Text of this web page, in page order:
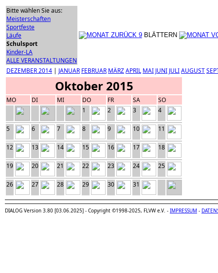
Bitte wählen Sie aus:
Meisterschaften
Sportfeste
Läufe
Schulsport
Kinder-LA
ALLE VERANSTALTUNGEN
BLÄTTERN
DEZEMBER 2014 | JANUAR FEBRUAR MÄRZAPRIL MAI JUNI JULIAUGUST
Oktober 2015
MO DI MI DO FR SA
SO
1
2 3 4
5 6 7 8 9 10 11
12 13 14 15 16 17 18
19 20 21 22 23 24 25
26 27 28 29 30 31
DIALOG Version 3.80 [03.06.2025] - Copyright ©1998-2025, FLVW e.V. - IMPRESSUM -